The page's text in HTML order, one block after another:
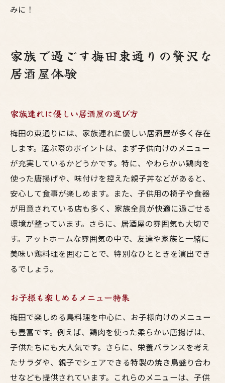
みに！
家族で過ごす梅田東通りの贅沢な
居酒屋体験
家族連れに優しい居酒屋の選び方
梅田の東通りには、家族連れに優しい居酒屋が多く存在
します。選ぶ際のポイントは、まず子供向けのメニュー
が充実しているかどうかです。特に、やわらかい鶏肉を
使った唐揚げや、味付けを控えた親子丼などがあると、
安心して食事が楽しめます。また、子供用の椅子や食器
が用意されている店も多く、家族全員が快適に過ごせる
環境が整っています。さらに、居酒屋の雰囲気も大切で
す。アットホームな雰囲気の中で、友達や家族と一緒に
美味い鶏料理を囲むことで、特別なひとときを演出でき
るでしょう。
お子様も楽しめるメニュー特集
梅田で楽しめる鳥料理を中心に、お子様向けのメニュー
も豊富です。例えば、鶏肉を使った柔らかい唐揚げは、
子供たちにも大人気です。さらに、栄養バランスを考え
たサラダや、親子でシェアできる特製の焼き鳥盛り合わ
せなども提供されています。これらのメニューは、子供